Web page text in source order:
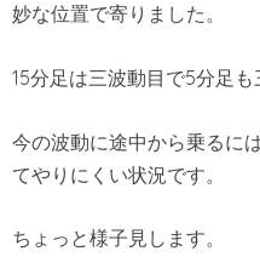
妙な位置で寄りました。
15分足は三波動目で5分足も
今の波動に途中から乗るに
てやりにくい状況です。
ちょっと様子見します。